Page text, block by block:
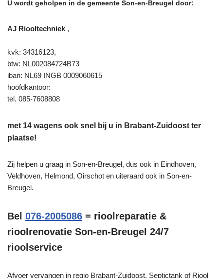
U wordt geholpen in de gemeente Son-en-Breugel door:
AJ Riooltechniek ,
kvk: 34316123,
btw: NL002084724B73
iban: NL69 INGB 0009060615
hoofdkantoor:
tel. 085-7608808
met 14 wagens ook snel bij u in Brabant-Zuidoost ter
plaatse!
Zij helpen u graag in Son-en-Breugel, dus ook in Eindhoven,
Veldhoven, Helmond, Oirschot en uiteraard ook in Son-en-
Breugel.
Bel 076-2005086 = rioolreparatie &
rioolrenovatie Son-en-Breugel 24/7
rioolservice
Afvoer vervangen in regio Brabant-Zuidoost, Septictank of Riool